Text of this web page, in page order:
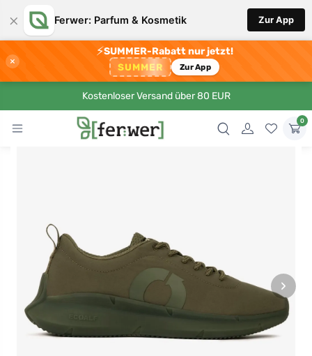
× Ferwer: Parfum & Kosmetik Zur App
×
⚡SUMMER-Rabatt nur jetzt!
SUMMER Zur App
Kostenloser Versand über 80 EUR
0
›